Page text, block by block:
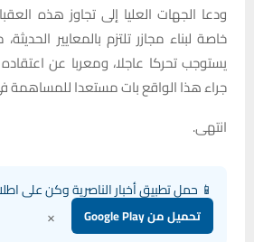
ودعا الجهات العليا إلى تجاوز هذه
خاصة لبناء مجازر تلتزم بالمعايير
يستوجب تحركا عاجلا، ومعربا عن
جراء هذا الواقع بات مستعدا للمساهمة
انتهى.
📱 حمل تطبيق أخبار الناصرية وكن على
تحميل من Google Play ×